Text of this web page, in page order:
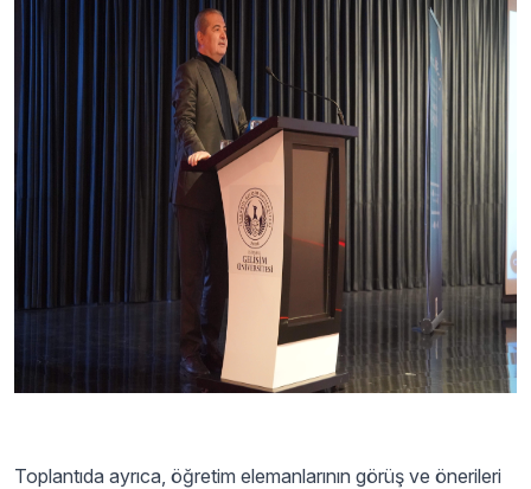
Toplantıda ayrıca, öğretim elemanlarının görüş ve önerileri